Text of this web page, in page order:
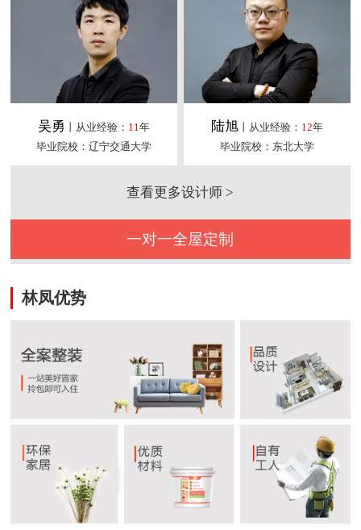
吴勇 丨从业经验： 11年
毕业院校：辽宁交通大学
陆旭丨从业经验： 12年
毕业院校：东北大学
查看更多设计师 >
一对一全屋定制
林凤优势